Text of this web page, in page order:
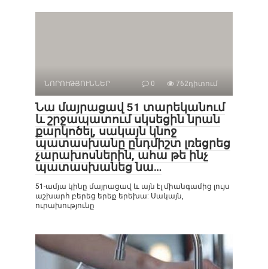
ՆՈՐՈՒԹՅՈՒՆՆԵՐ 0 762դիտում
Նա մայրացավ 51 տարեկանում
և շրջապատում սկսեցին նրան
քարկոծել, սակայն կնոջ
պատասխանը ընդմիշտ լռեցրեց
չարախոսներին, ահա թե ինչ
պատասխանեց նա…
51-ամյա կինը մայրացավ և այն էլ միանգամից լույս
աշխարհ բերեց երեք երեխա: Սակայն,
ուրախությունը